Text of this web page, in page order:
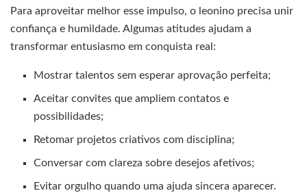
Para aproveitar melhor esse impulso, o leonino precisa unir
confiança e humildade. Algumas atitudes ajudam a
transformar entusiasmo em conquista real:
Mostrar talentos sem esperar aprovação perfeita;
Aceitar convites que ampliem contatos e
possibilidades;
Retomar projetos criativos com disciplina;
Conversar com clareza sobre desejos afetivos;
Evitar orgulho quando uma ajuda sincera aparecer.